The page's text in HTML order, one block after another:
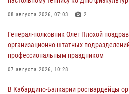
08 августа 2026, 07:03 2
Генерал-полковник Олег Плохой
организационно-штатных
профессиональным праздником
07 августа 2026, 10:28
В Кабардино-Балкарии росгвардейцы